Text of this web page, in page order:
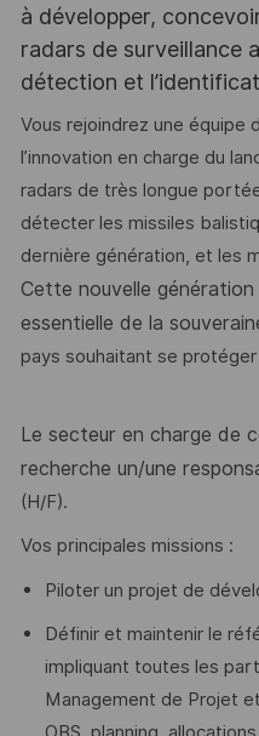
à développer,
radars de surveillance
détection et
Vous rejoindrez une équipe
l’innovation en charge du
radars de très longue
détecter les missiles
dernière génération, et les
Cette nouvelle
essentielle de la
pays souhaitant se
Le secteur en charge de
recherche un/une
(H/F).
Vos principales missions :
Piloter un projet de
Définir et maintenir le
impliquant toutes les
Management de Projet